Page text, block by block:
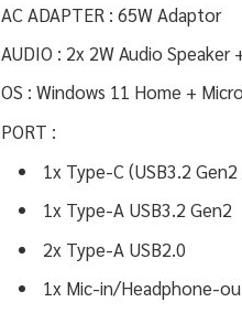
AC ADAPTER : 65W Adaptor
AUDIO : 2x 2W Audio Speaker
OS : Windows 11 Home +
PORT :
1x Type-C (USB3.2
1x Type-A USB3.2 Gen2
2x Type-A USB2.0
1x Mic-in/Headphone-